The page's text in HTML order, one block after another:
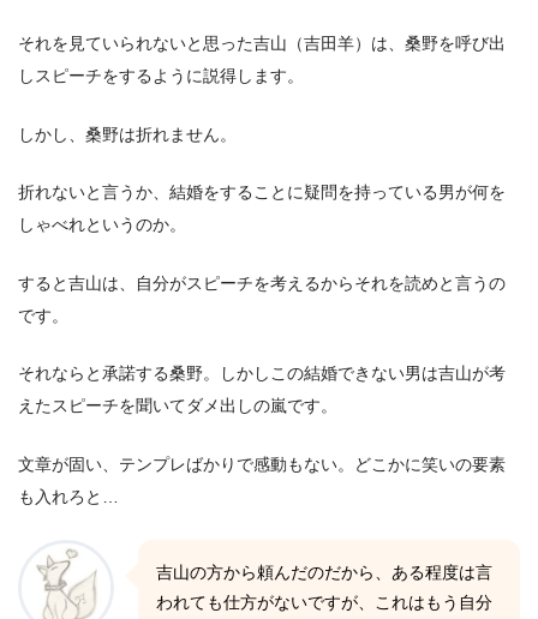
それを見ていられないと思った吉山（吉田羊）は、桑野を呼び出
しスピーチをするように説得します。
しかし、桑野は折れません。
折れないと言うか、結婚をすることに疑問を持っている男が何を
しゃべれというのか。
すると吉山は、自分がスピーチを考えるからそれを読めと言うの
です。
それならと承諾する桑野。しかしこの結婚できない男は吉山が考
えたスピーチを聞いてダメ出しの嵐です。
文章が固い、テンプレばかりで感動もない。どこかに笑いの要素
も入れろと…
吉山の方から頼んだのだから、ある程度は言
われても仕方がないですが、これはもう自分